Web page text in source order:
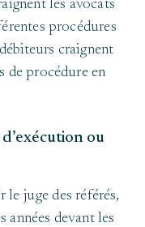
les avocats
procédures
craignent
de procédure en
ou
le juge des référés,
années devant les